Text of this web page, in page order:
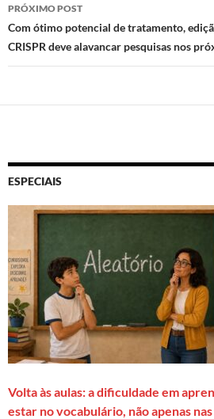
PRÓXIMO POST
Com ótimo potencial de tratamento,
CRISPR deve alavancar pesquisas nos
ESPECIAIS
Volta às aulas: a dificuldade em
estar no vocabulário, não apenas